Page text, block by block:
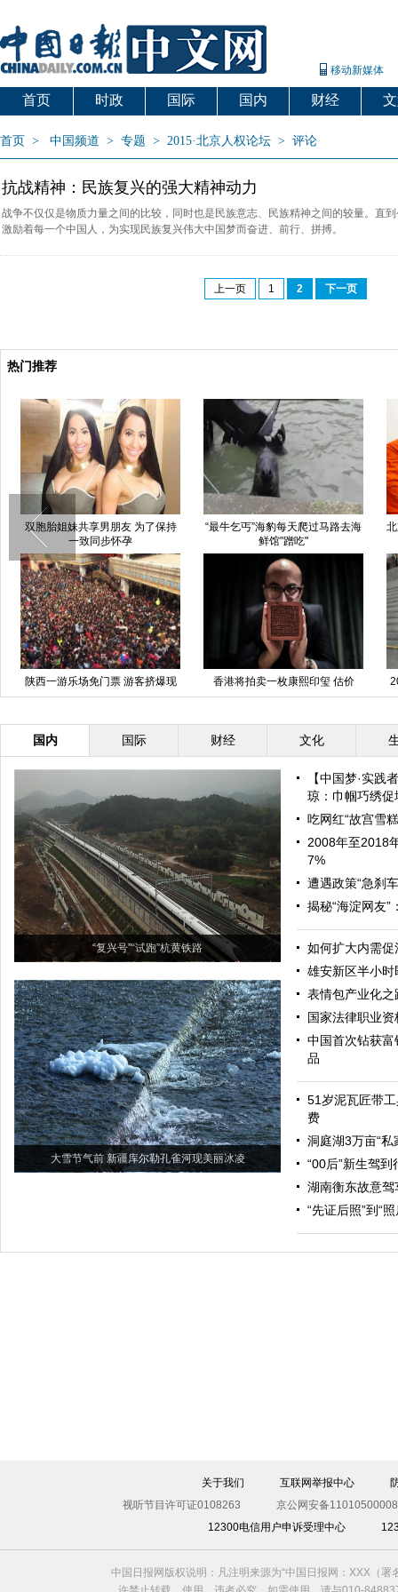
移动新媒体
首页 时政 国际 国内 财经
首页 > 中国频道 > 专题 > 2015·北京人权论坛 > 评论
抗战精神：民族复兴的强大精神动力
战争不仅仅是物质力量之间的比较，同时也是民族意志、民族精神之间的较量。直
激励着每一个中国人，为实现民族复兴伟大中国梦而奋进、前行、拼搏。
上一页 1 2 下一页
热门推荐
双胞胎姐妹共享男朋友 为了保持
一致同步怀孕
“最牛乞丐”海豹每天爬过马路去海
鲜馆"蹭吃"
陕西一游乐场免门票 游客挤爆现
场
香港将拍卖一枚康熙印玺 估价
1500万美元(组图)
国内 国际 财经 文化
“复兴号”“试跑”杭黄铁路
大雪节气前 新疆库尔勒孔雀河现美丽冰凌
【中国梦·实践
琼：巾帼巧绣促
吃网红“故宫雪
2008年至2018
7%
遭遇政策“急刹
揭秘“海淀网友
如何扩大内需促
雄安新区半小
表情包产业化
国家法律职业
中国首次钻获
品
51岁泥瓦匠带
费
洞庭湖3万亩“私
“00后”新生驾到
湖南衡东故意
“先证后照”到“
关于我们 互联网举报中心
视听节目许可证0108263
京公网安备
12300电信用户申诉受理中心
中国日报网版权说明：凡注明来源为“中国日报网：XXX（